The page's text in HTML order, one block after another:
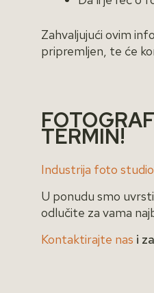
Zahvaljujući ovim
pripremljen, te će
TERMIN!
Industrija foto studio
U ponudu smo
odlučite za vama
Kontaktirajte nas i